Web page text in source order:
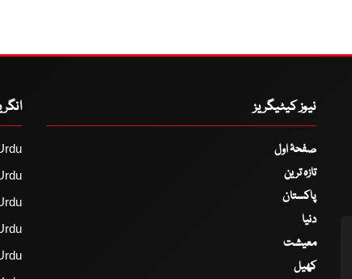
نیوز کیٹیگریز
صفحۂ اول
تازہ ترین
پاکستان
دنیا
معیشت
کھیل